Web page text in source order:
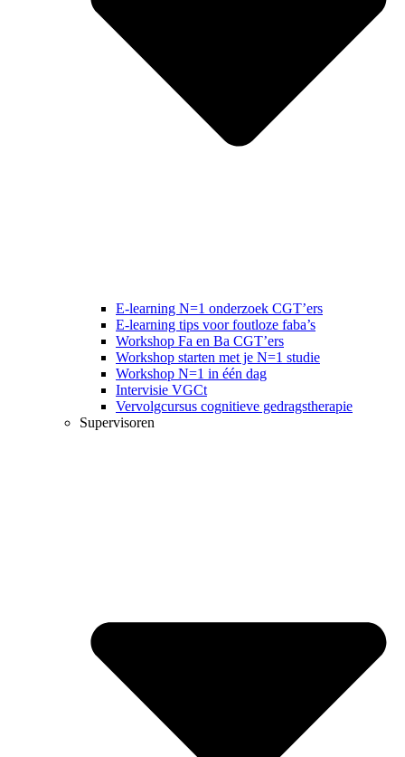
E-learning N=1 onderzoek CGT’ers
E-learning tips voor foutloze faba’s
Workshop Fa en Ba CGT’ers
Workshop starten met je N=1 studie
Workshop N=1 in één dag
Intervisie VGCt
Vervolgcursus cognitieve gedragstherapie
Supervisoren